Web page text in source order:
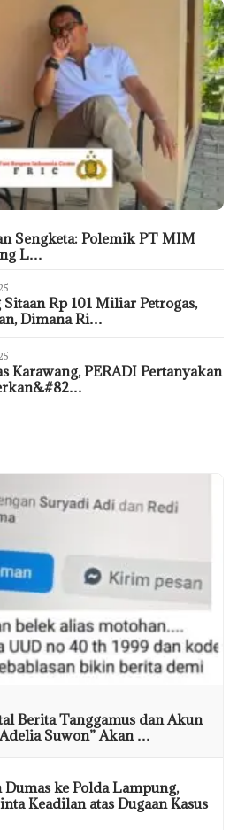
Sengketa: Polemik PT MIM
L…
Rp 101 Miliar Petrogas,
Dimana Ri…
Karawang, PERADI Pertanyakan
Berita Tanggamus dan Akun
Suwon” Akan …
Dumas ke Polda Lampung,
Keadilan atas Dugaan Kasus